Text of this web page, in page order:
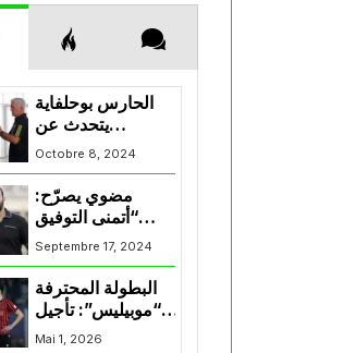
الحارس بوحلفاية
يتحدث عن
طموحاته مع
المنتخب و شباب
قسنطينة
Octobre 8, 2024
مضوي يصرّح:
“أتمنى التوفيق
لممثلي الكرة
الجزائرية في
Septembre 17, 2024
البطولة المحترفة
“موبيليس”: تأجيل
مباراة إتحاد
Mai 1, 2026